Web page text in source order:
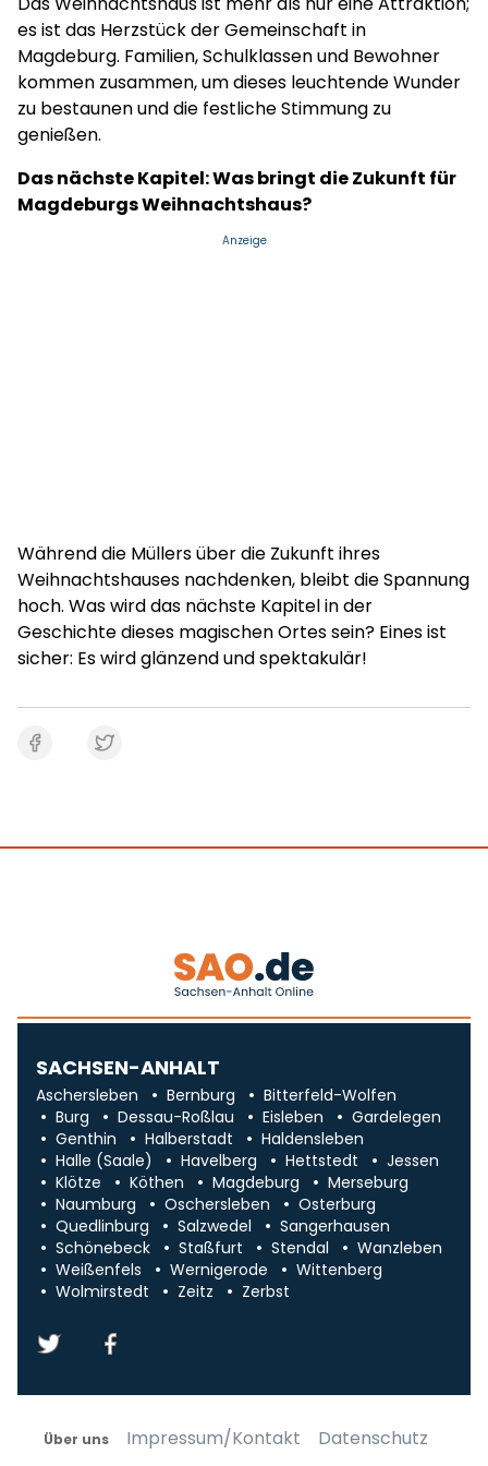
es ist das Herzstück der Gemeinschaft in
Magdeburg. Familien, Schulklassen und Bewohner
kommen zusammen, um dieses leuchtende Wunder
zu bestaunen und die festliche Stimmung zu
genießen.
Das nächste Kapitel: Was bringt die Zukunft für
Magdeburgs Weihnachtshaus?
Anzeige
Während die Müllers über die Zukunft ihres
Weihnachtshauses nachdenken, bleibt die Spannung
hoch. Was wird das nächste Kapitel in der
Geschichte dieses magischen Ortes sein? Eines ist
sicher: Es wird glänzend und spektakulär!
SACHSEN-ANHALT
Aschersleben Bernburg
Bitterfeld-Wolfen
Burg
Dessau-Roßlau Eisleben
Gardelegen
Genthin
Halberstadt
Haldensleben
Halle (Saale)
Havelberg Hettstedt
Jessen
Klötze
Köthen Magdeburg
Merseburg
Naumburg
Oschersleben
Osterburg
Quedlinburg
Salzwedel
Sangerhausen
Schönebeck
Staßfurt Stendal
Wanzleben
Weißenfels
Wernigerode
Wittenberg
Wolmirstedt
Zeitz Zerbst
Über uns Impressum/Kontakt
Datenschutz